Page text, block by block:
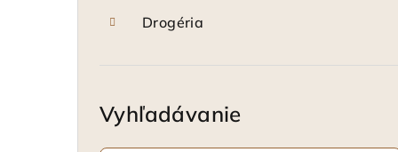
Drogéria
Vyhľadávanie